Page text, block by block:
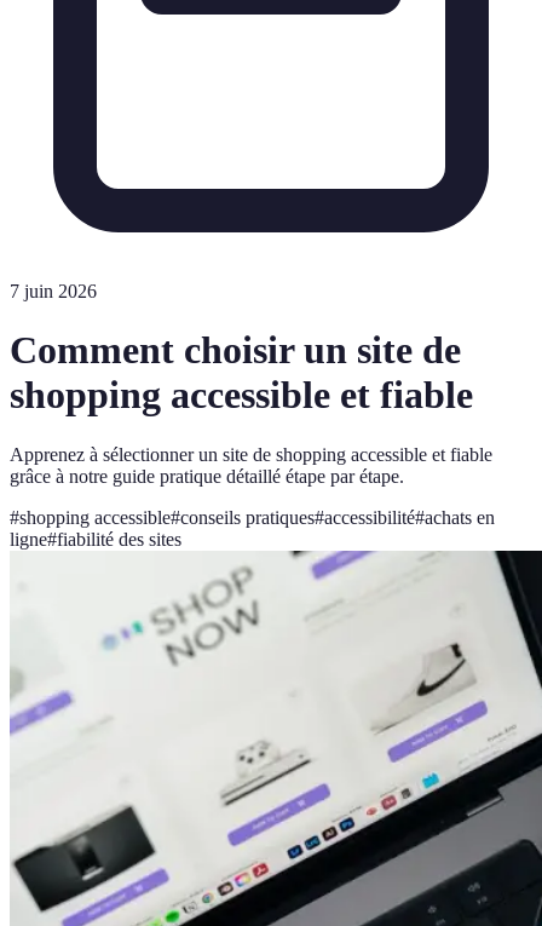
7 juin 2026
Comment choisir un site de
shopping accessible et fiable
Apprenez à sélectionner un site de shopping accessible et fiable
grâce à notre guide pratique détaillé étape par étape.
#shopping accessible#conseils pratiques#accessibilité#achats en
ligne#fiabilité des sites